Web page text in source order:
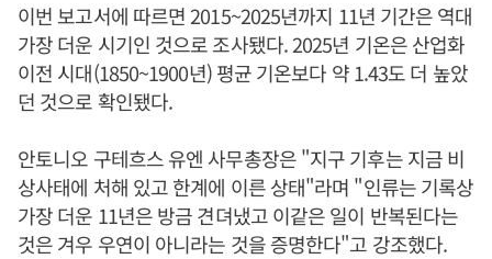
이번 보고서에 따르면 2015~2025년까지 11년 기간은 역대
가장 더운 시기인 것으로 조사됐다. 2025년 기온은 산업화
이전 시대(1850~1900년) 평균 기온보다 약 1.43도 더 높았
던 것으로 확인됐다.
안토니오 구테흐스 유엔 사무총장은 "지구 기후는 지금 비
상사태에 처해 있고 한계에 이른 상태"라며 "인류는 기록상
가장 더운 11년은 방금 견뎌냈고 이같은 일이 반복된다는
것은 겨우 우연이 아니라는 것을 증명한다"고 강조했다.